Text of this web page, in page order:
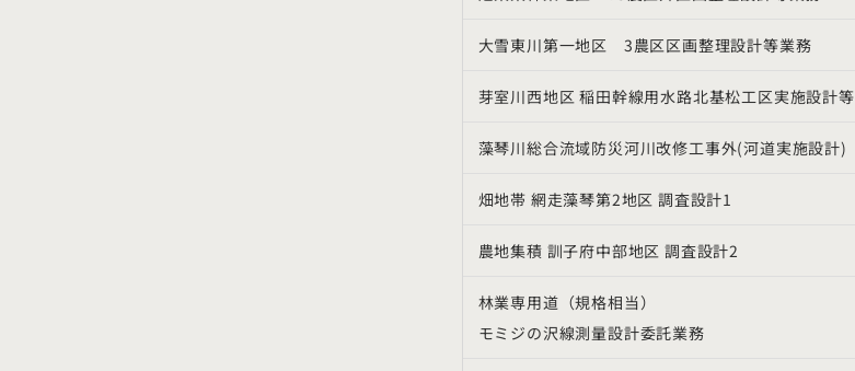
大雪東川第一地区 3農区区画整理設計等業務
芽室川西地区 稲田幹線用水路北基松工区実施設計等
藻琴川総合流域防災河川改修工事外(河道実施設計)
畑地帯 網走藻琴第2地区 調査設計1
農地集積 訓子府中部地区 調査設計2
林業専用道（規格相当）
モミジの沢線測量設計委託業務